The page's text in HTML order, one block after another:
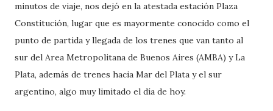
minutos de viaje, nos dejó en la atestada estación Plaza
Constitución, lugar que es mayormente conocido como el
punto de partida y llegada de los trenes que van tanto al
sur del Area Metropolitana de Buenos Aires (AMBA) y La
Plata, además de trenes hacia Mar del Plata y el sur
argentino, algo muy limitado el día de hoy.